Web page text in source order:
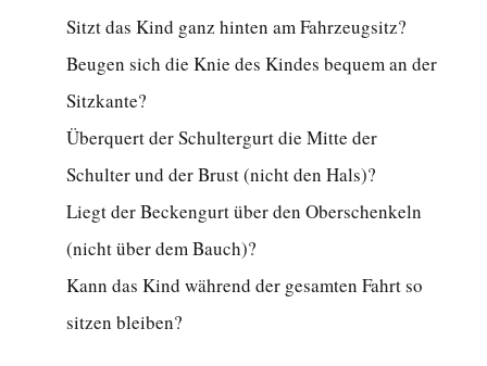
Sitzt das Kind ganz hinten am Fahrzeugsitz?
Beugen sich die Knie des Kindes bequem an der
Sitzkante?
Überquert der Schultergurt die Mitte der
Schulter und der Brust (nicht den Hals)?
Liegt der Beckengurt über den Oberschenkeln
(nicht über dem Bauch)?
Kann das Kind während der gesamten Fahrt so
sitzen bleiben?